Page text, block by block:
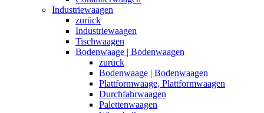
Industriewaagen
zurück
Industriewaagen
Tischwaagen
Bodenwaage | Bodenwaagen
zurück
Bodenwaage | Bodenwaagen
Plattformwaage, Plattformwaagen
Durchfahrwaagen
Palettenwaagen